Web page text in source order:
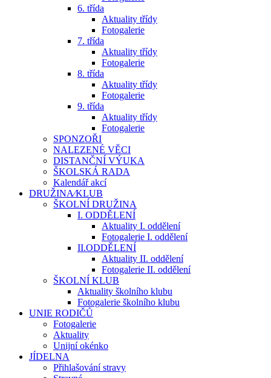
6. třída
Aktuality třídy
Fotogalerie
7. třída
Aktuality třídy
Fotogalerie
8. třída
Aktuality třídy
Fotogalerie
9. třída
Aktuality třídy
Fotogalerie
SPONZOŘI
NALEZENÉ VĚCI
DISTANČNÍ VÝUKA
ŠKOLSKÁ RADA
Kalendář akcí
DRUŽINA⁄KLUB
ŠKOLNÍ DRUŽINA
I. ODDĚLENÍ
Aktuality I. oddělení
Fotogalerie I. oddělení
II.ODDĚLENÍ
Aktuality II. oddělení
Fotogalerie II. oddělení
ŠKOLNÍ KLUB
Aktuality školního klubu
Fotogalerie školního klubu
UNIE RODIČŮ
Fotogalerie
Aktuality
Unijní okénko
JÍDELNA
Přihlašování stravy